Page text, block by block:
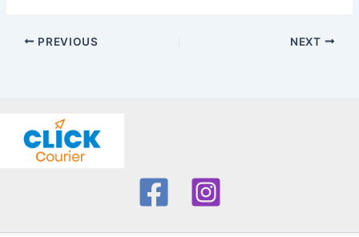
PREVIOUS NEXT